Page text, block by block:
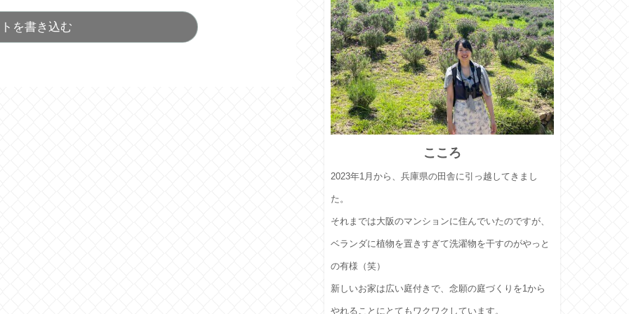
を書き込む
こころ
2023年1月から、兵庫県の田舎に引っ越してきまし
た。
それまでは大阪のマンションに住んでいたのですが、
ベランダに植物を置きすぎて洗濯物を干すのがやっと
の有様（笑）
新しいお家は広い庭付きで、念願の庭づくりを1から
やれることにとてもワクワクしています。